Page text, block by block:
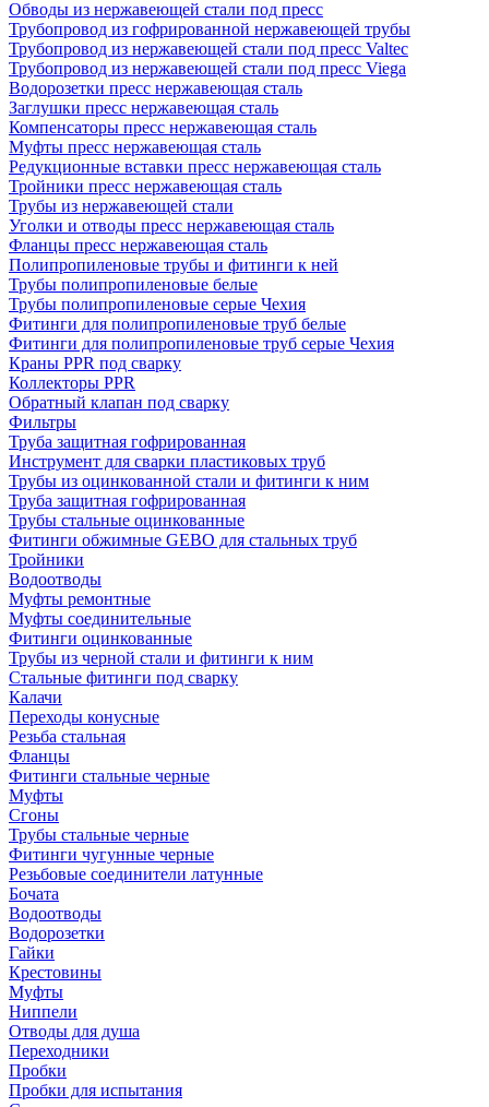
Обводы из нержавеющей стали под пресс
Трубопровод из гофрированной нержавеющей трубы
Трубопровод из нержавеющей стали под пресс Valtec
Трубопровод из нержавеющей стали под пресс Viega
Водорозетки пресс нержавеющая сталь
Заглушки пресс нержавеющая сталь
Компенсаторы пресс нержавеющая сталь
Муфты пресс нержавеющая сталь
Редукционные вставки пресс нержавеющая сталь
Тройники пресс нержавеющая сталь
Трубы из нержавеющей стали
Уголки и отводы пресс нержавеющая сталь
Фланцы пресс нержавеющая сталь
Полипропиленовые трубы и фитинги к ней
Трубы полипропиленовые белые
Трубы полипропиленовые серые Чехия
Фитинги для полипропиленовые труб белые
Фитинги для полипропиленовые труб серые Чехия
Краны PPR под сварку
Коллекторы PPR
Обратный клапан под сварку
Фильтры
Труба защитная гофрированная
Инструмент для сварки пластиковых труб
Трубы из оцинкованной стали и фитинги к ним
Труба защитная гофрированная
Трубы стальные оцинкованные
Фитинги обжимные GEBO для стальных труб
Тройники
Водоотводы
Муфты ремонтные
Муфты соединительные
Фитинги оцинкованные
Трубы из черной стали и фитинги к ним
Стальные фитинги под сварку
Калачи
Переходы конусные
Резьба стальная
Фланцы
Фитинги стальные черные
Муфты
Сгоны
Трубы стальные черные
Фитинги чугунные черные
Резьбовые соединители латунные
Бочата
Водоотводы
Водорозетки
Гайки
Крестовины
Муфты
Ниппели
Отводы для душа
Переходники
Пробки
Пробки для испытания